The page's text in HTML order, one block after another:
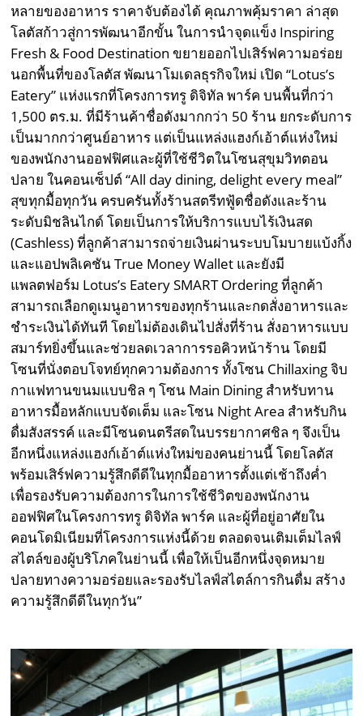
หลายของอาหาร ราคาจับต้องได้ คุณภาพคุ้มราคา ล่าสุด
โลตัสก้าวสู่การพัฒนาอีกขั้น ในการนำจุดแข็ง Inspiring
Fresh & Food Destination ขยายออกไปเสิร์ฟความอร่อย
นอกพื้นที่ของโลตัส พัฒนาโมเดลธุรกิจใหม่ เปิด “Lotus’s
Eatery” แห่งแรกที่โครงการทรู ดิจิทัล พาร์ค บนพื้นที่กว่า
1,500 ตร.ม. ที่มีร้านค้าชื่อดังมากกว่า 50 ร้าน ยกระดับการ
เป็นมากกว่าศูนย์อาหาร แต่เป็นแหล่งแฮงก์เอ้าต์แห่งใหม่
ของพนักงานออฟฟิศและผู้ที่ใช้ชีวิตในโซนสุขุมวิทตอน
ปลาย ในคอนเซ็ปต์ “All day dining, delight every meal”
สุขทุกมื้อทุกวัน ครบครันทั้งร้านสตรีทฟู้ดชื่อดังและร้าน
ระดับมิชลินไกด์ โดยเป็นการให้บริการแบบไร้เงินสด
(Cashless) ที่ลูกค้าสามารถจ่ายเงินผ่านระบบโมบายแบ้งกิ้ง
และแอปพลิเคชัน True Money Wallet และยังมี
แพลตฟอร์ม Lotus’s Eatery SMART Ordering ที่ลูกค้า
สามารถเลือกดูเมนูอาหารของทุกร้านและกดสั่งอาหารและ
ชำระเงินได้ทันที โดยไม่ต้องเดินไปสั่งที่ร้าน สั่งอาหารแบบ
สมาร์ทยิ่งขึ้นและช่วยลดเวลาการรอคิวหน้าร้าน โดยมี
โซนที่นั่งตอบโจทย์ทุกความต้องการ ทั้งโซน Chillaxing จิบ
กาแฟทานขนมแบบชิล ๆ โซน Main Dining สำหรับทาน
อาหารมื้อหลักแบบจัดเต็ม และโซน Night Area สำหรับกิน
ดื่มสังสรรค์ และมีโซนดนตรีสดในบรรยากาศชิล ๆ จึงเป็น
อีกหนึ่งแหล่งแฮงก์เอ้าต์แห่งใหม่ของคนย่านนี้ โดยโลตัส
พร้อมเสิร์ฟความรู้สึกดีดีในทุกมื้ออาหารตั้งแต่เช้าถึงค่ำ
เพื่อรองรับความต้องการในการใช้ชีวิตของพนักงาน
ออฟฟิศในโครงการทรู ดิจิทัล พาร์ค และผู้ที่อยู่อาศัยใน
คอนโดมิเนียมที่โครงการแห่งนี้ด้วย ตลอดจนเติมเต็มไลฟ์
สไตล์ของผู้บริโภคในย่านนี้ เพื่อให้เป็นอีกหนึ่งจุดหมาย
ปลายทางความอร่อยและรองรับไลฟ์สไตล์การกินดื่ม สร้าง
ความรู้สึกดีดีในทุกวัน”